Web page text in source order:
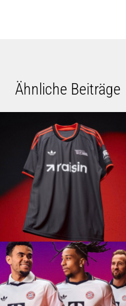
Ähnliche Beiträge